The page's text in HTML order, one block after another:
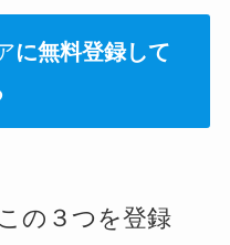
に無料登録して
の３つを登録